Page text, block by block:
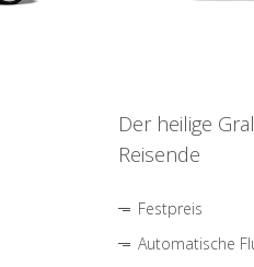
Der heilige
Reisende
Festpreis
Automatische